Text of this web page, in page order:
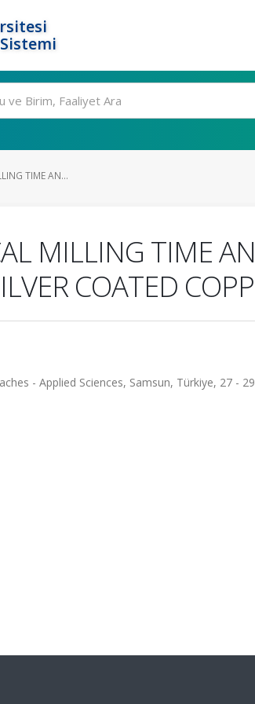
TIME AN...
MILLING TIME
COATED
- Applied Sciences, Samsun, Türkiye, 27 - 29